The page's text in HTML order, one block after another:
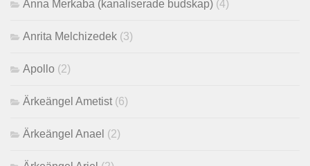
Anna Merkaba (kanaliserade budskap) (4)
Anrita Melchizedek (3)
Apollo (2)
Ärkeängel Ametist(6)
Ärkeängel Anael (2)